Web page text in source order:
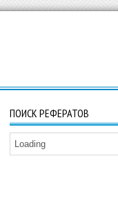
ПОИСК РЕФЕРАТОВ
Loading